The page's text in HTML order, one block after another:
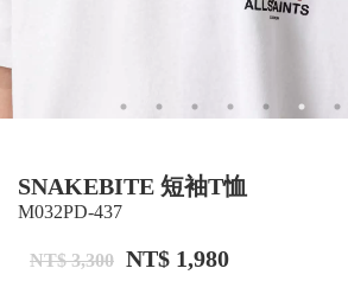
SNAKEBITE 短袖T恤
M032PD-437
NT$ 3,300 NT$ 1,980